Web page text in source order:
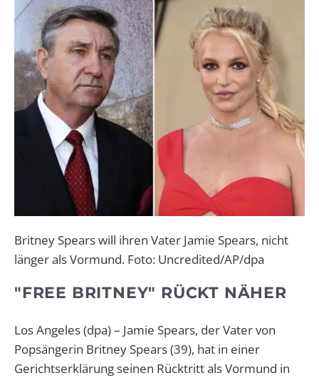
Britney Spears will ihren Vater Jamie Spears, nicht
länger als Vormund. Foto: Uncredited/AP/dpa
"FREE BRITNEY" RÜCKT NÄHER
Los Angeles (dpa) – Jamie Spears, der Vater von
Popsängerin Britney Spears (39), hat in einer
Gerichtserklärung seinen Rücktritt als Vormund in